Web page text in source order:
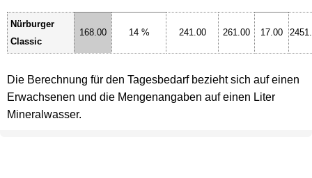
Nürburger
Classic
168.00 14 % 241.00 261.00 17.00
Die Berechnung für den Tagesbedarf bezieht sich auf einen
Erwachsenen und die Mengenangaben auf einen Liter
Mineralwasser.